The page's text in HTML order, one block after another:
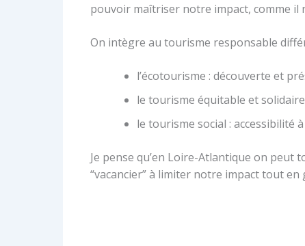
pouvoir maîtriser notre impact, comme il
On intègre au tourisme responsable
l’écotourisme : découverte et
le tourisme équitable et
le tourisme social : accessibilité
Je pense qu’en Loire-Atlantique on
“vacancier” à limiter notre impact tout